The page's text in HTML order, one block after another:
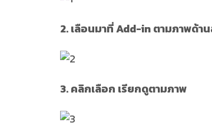
2. เลือนมาที่ Add-in ตามภาพด้า
3. คลิกเลือก เรียกดูตามภาพ